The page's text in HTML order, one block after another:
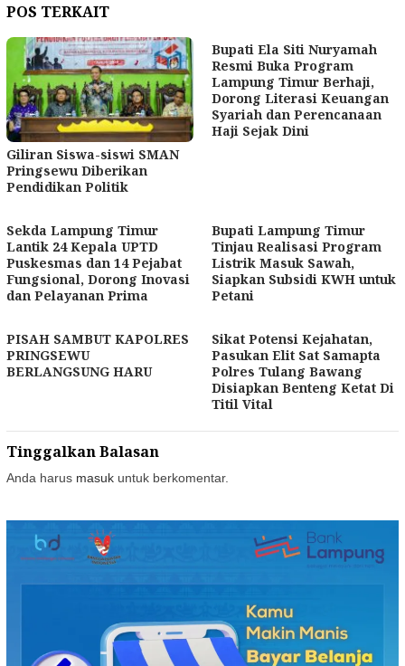
POS TERKAIT
Giliran Siswa-siswi SMAN
Pringsewu Diberikan
Pendidikan Politik
Bupati Ela Siti Nuryamah
Resmi Buka Program
Lampung Timur Berhaji,
Dorong Literasi Keuangan
Syariah dan Perencanaan
Haji Sejak Dini
Sekda Lampung Timur
Lantik 24 Kepala UPTD
Puskesmas dan 14 Pejabat
Fungsional, Dorong Inovasi
dan Pelayanan Prima
Bupati Lampung Timur
Tinjau Realisasi Program
Listrik Masuk Sawah,
Siapkan Subsidi KWH untuk
Petani
PISAH SAMBUT KAPOLRES
PRINGSEWU
BERLANGSUNG HARU
Sikat Potensi Kejahatan,
Pasukan Elit Sat Samapta
Polres Tulang Bawang
Disiapkan Benteng Ketat Di
Titil Vital
Tinggalkan Balasan
Anda harus masuk untuk berkomentar.